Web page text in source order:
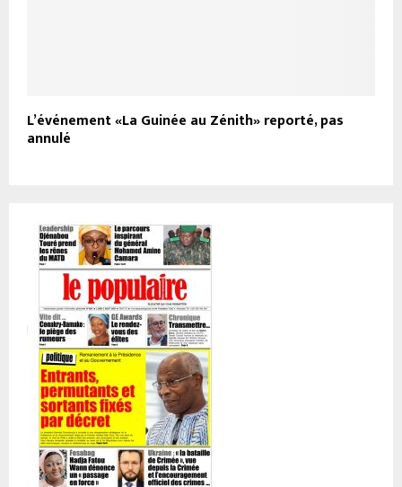
L’événement «La Guinée au Zénith» reporté, pas
annulé